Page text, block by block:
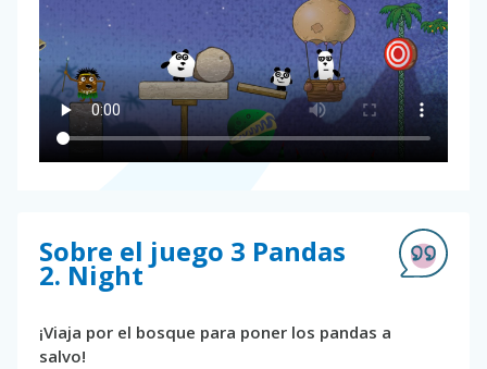
Sobre el juego 3 Pandas
2. Night
¡Viaja por el bosque para poner los pandas a
salvo!